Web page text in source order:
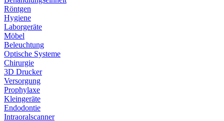
Röntgen
Hygiene
Laborgeräte
Möbel
Beleuchtung
Optische Systeme
Chirurgie
3D Drucker
Versorgung
Prophylaxe
Kleingeräte
Endodontie
Intraoralscanner